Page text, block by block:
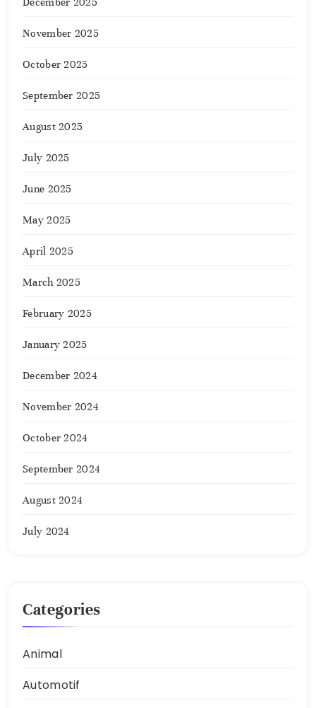
November 2025
October 2025
September 2025
August 2025
July 2025
June 2025
May 2025
April 2025
March 2025
February 2025
January 2025
December 2024
November 2024
October 2024
September 2024
August 2024
July 2024
Categories
Animal
Automotif